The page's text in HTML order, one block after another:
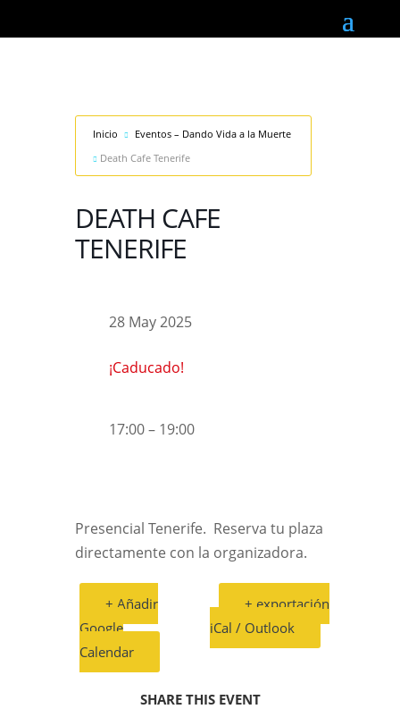
Inicio
Eventos – Dando Vida a la Muerte
Death Cafe Tenerife
DEATH CAFE
TENERIFE
28 May 2025
¡Caducado!
17:00 – 19:00
Presencial Tenerife. Reserva tu plaza
directamente con la organizadora.
+ Añadir
Google
Calendar
+ exportación
iCal / Outlook
SHARE THIS EVENT